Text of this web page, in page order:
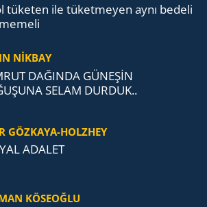
tü­ke­ten ile tü­ket­me­yen aynı be­de­li
NİKBAY
DAĞINDA GÜNEŞİN
SELAM DURDUK..
GÖZKAYA-HOLZHEY
ADALET
KÖSEOĞLU